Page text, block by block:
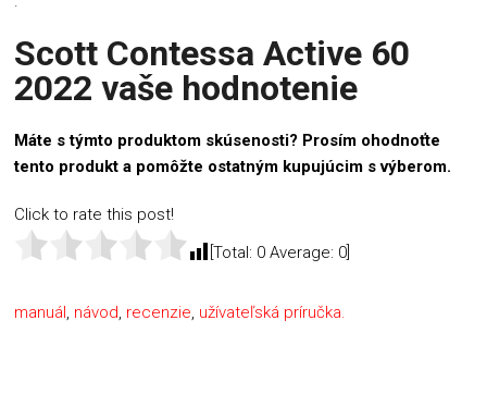
Scott Contessa Active 60
2022 vaše hodnotenie
Máte s týmto produktom skúsenosti? Prosím ohodnoťte
tento produkt a pomôžte ostatným kupujúcim s výberom.
Click to rate this post!
[Total: 0 Average: 0
manuál, návod, recenzie, užívateľská príručka.